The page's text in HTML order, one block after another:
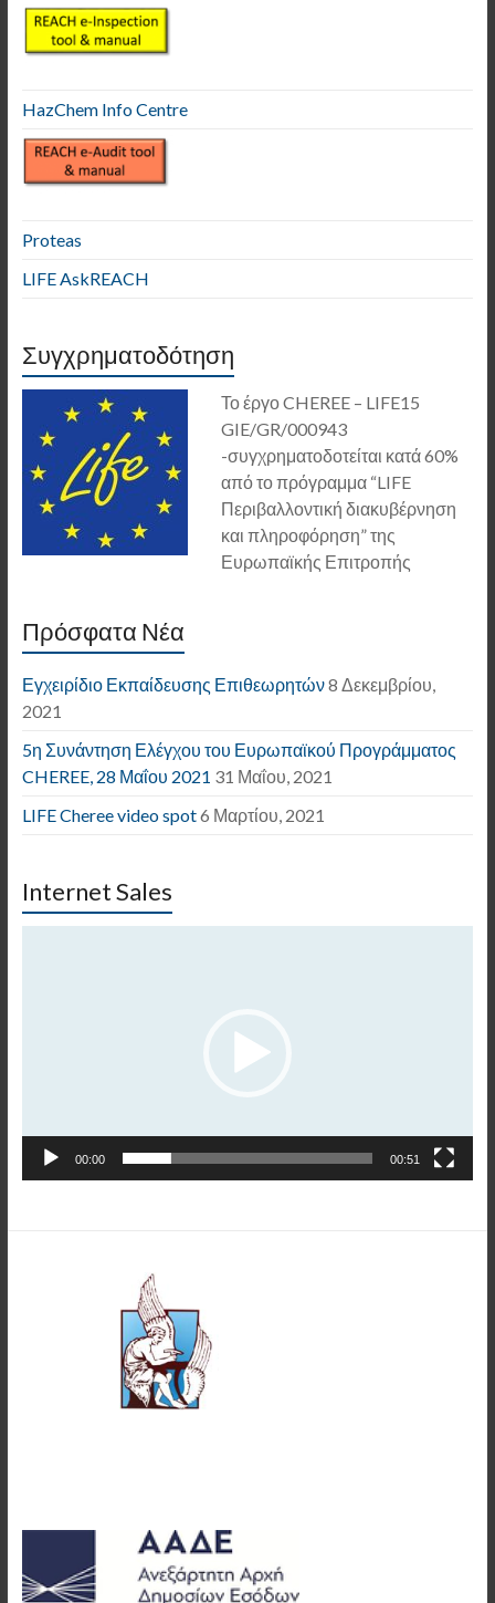
HazChem Info Centre
Proteas
LIFE AskREACH
Συγχρηματοδότηση
Το έργο CHEREE – LIFE15
GIE/GR/000943
-συγχρηματοδοτείται κατά 60%
από το πρόγραμμα “LIFE
Περιβαλλοντική διακυβέρνηση
και πληροφόρηση” της
Ευρωπαϊκής Επιτροπής
Πρόσφατα Νέα
Εγχειρίδιο Εκπαίδευσης Επιθεωρητών8 Δεκεμβρίου,
2021
5η Συνάντηση Ελέγχου του Ευρωπαϊκού Προγράμματος
CHEREE, 28 Μαΐου 2021 31 Μαΐου, 2021
LIFE Cheree video spot6 Μαρτίου, 2021
Internet Sales
00:00 00:51